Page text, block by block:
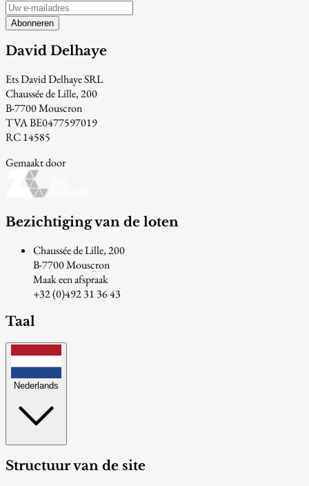
Abonneren
David Delhaye
Ets David Delhaye SRL
Chaussée de Lille, 200
B-7700 Mouscron
TVA BE0477597019
RC 14585
Gemaakt door
Bezichtiging van de loten
Chaussée de Lille, 200
B-7700 Mouscron
Maak een afspraak
+32 (0)492 31 36 43
Taal
Nederlands
Structuur van de site